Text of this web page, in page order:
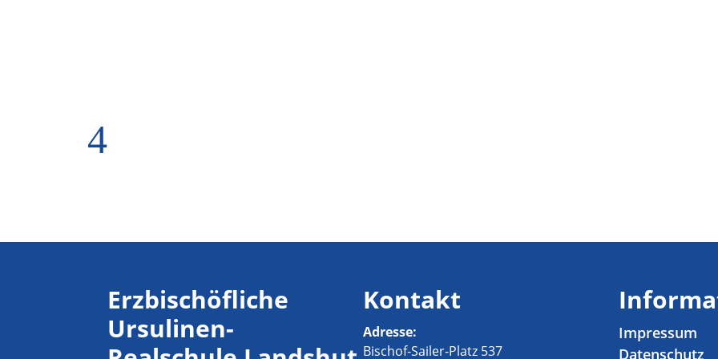
4
Erzbischöfliche
Ursulinen-
Kontakt
Adresse:
Bischof-Sailer-Platz 537
Impressum
Datenschutz